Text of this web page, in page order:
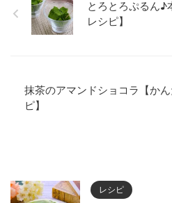
じ2 あしらいの抹茶 適量 （抹茶
ミルク） 抹茶 5g お湯 100ml 氷
とろとろぷるん♪
レシピ】
抹茶のアマンドショコラ【か
ピ】
レシピ